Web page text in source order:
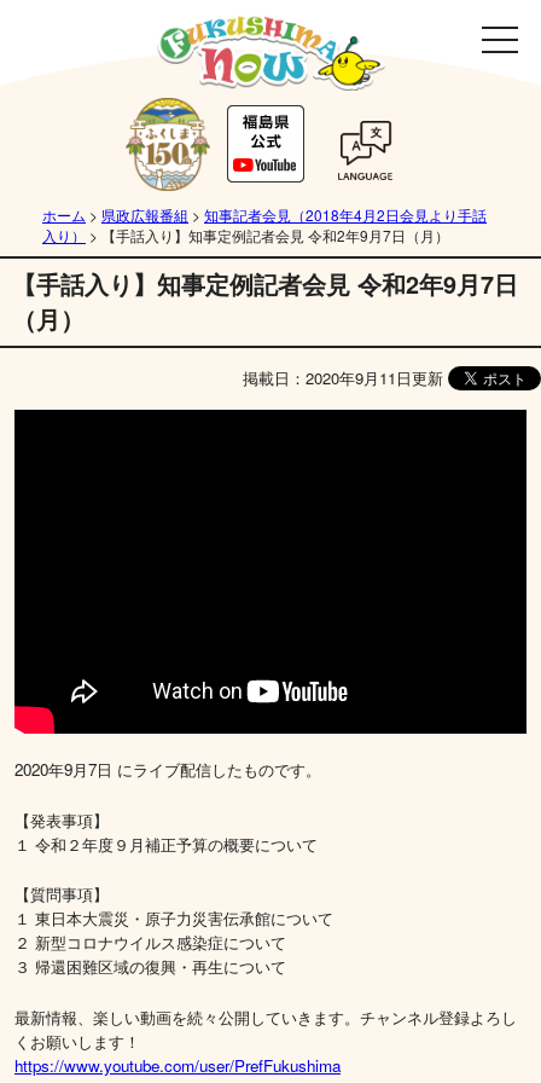
ホーム > 県政広報番組 > 知事記者会見（2018年4月2日会見より手話
入り）
> 【手話入り】知事定例記者会見 令和2年9月7日（月）
【手話入り】知事定例記者会見 令和2年9月7日
（月）
掲載日：2020年9月11日更新
2020年9月7日 にライブ配信したものです。
【発表事項】
１ 令和２年度９月補正予算の概要について
【質問事項】
１ 東日本大震災・原子力災害伝承館について
２ 新型コロナウイルス感染症について
３ 帰還困難区域の復興・再生について
最新情報、楽しい動画を続々公開していきます。チャンネル登録よろし
くお願いします！
https://www.youtube.com/user/PrefFukushima